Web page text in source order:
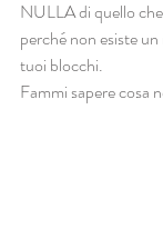
NULLA di quello
perché non esiste
tuoi blocchi.
Fammi sapere cosa